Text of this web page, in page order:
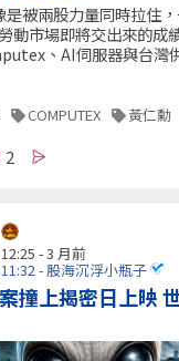
被兩股力量同時拉住
動市場即將交出來的成
、AI伺服器與台灣
COMPUTEX 黃仁勳
2
- 3 月前
- 股海沉浮小瓶子
撞上揭密日上映